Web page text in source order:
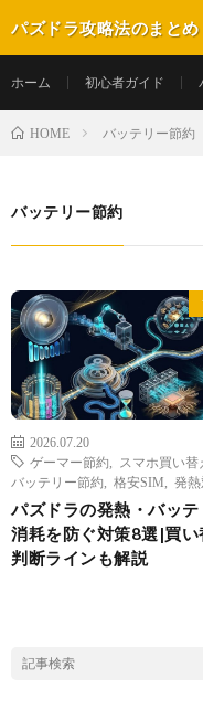
パズドラ攻略法のまとめ
ホーム 初心者ガイド
HOME バッテリー節約
バッテリー節約
2026.07.20
ゲーマー節約
スマホ買い替
バッテリー節約
格安SIM 発熱
パズドラの発熱・バッテ
消耗を防ぐ対策8選|買い
判断ラインも解説